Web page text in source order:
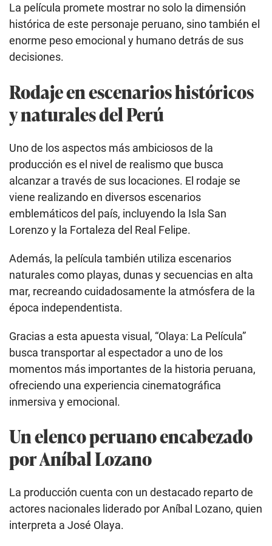
La película promete mostrar no solo la dimensión
histórica de este personaje peruano, sino también el
enorme peso emocional y humano detrás de sus
decisiones.
Rodaje en escenarios históricos
y naturales del Perú
Uno de los aspectos más ambiciosos de la
producción es el nivel de realismo que busca
alcanzar a través de sus locaciones. El rodaje se
viene realizando en diversos escenarios
emblemáticos del país, incluyendo la Isla San
Lorenzo y la Fortaleza del Real Felipe.
Además, la película también utiliza escenarios
naturales como playas, dunas y secuencias en alta
mar, recreando cuidadosamente la atmósfera de la
época independentista.
Gracias a esta apuesta visual, “Olaya: La Película”
busca transportar al espectador a uno de los
momentos más importantes de la historia peruana,
ofreciendo una experiencia cinematográfica
inmersiva y emocional.
Un elenco peruano encabezado
por Aníbal Lozano
La producción cuenta con un destacado reparto de
actores nacionales liderado por Aníbal Lozano, quien
interpreta a José Olaya.